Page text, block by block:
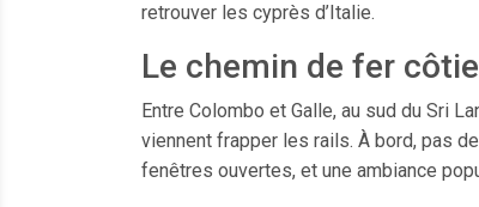
retrouver les cyprès d’Italie.
Le chemin de fer
Entre Colombo et Galle, au sud du Sri
viennent frapper les rails. À bord, pas
fenêtres ouvertes, et une ambiance